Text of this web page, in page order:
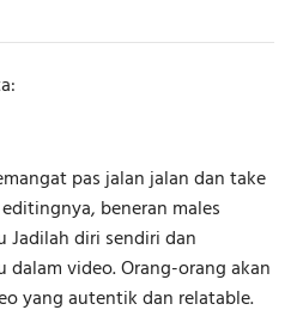
pas jalan jalan dan take
beneran males
Jadilah diri sendiri dan
video. Orang-orang akan
yang autentik dan relatable.